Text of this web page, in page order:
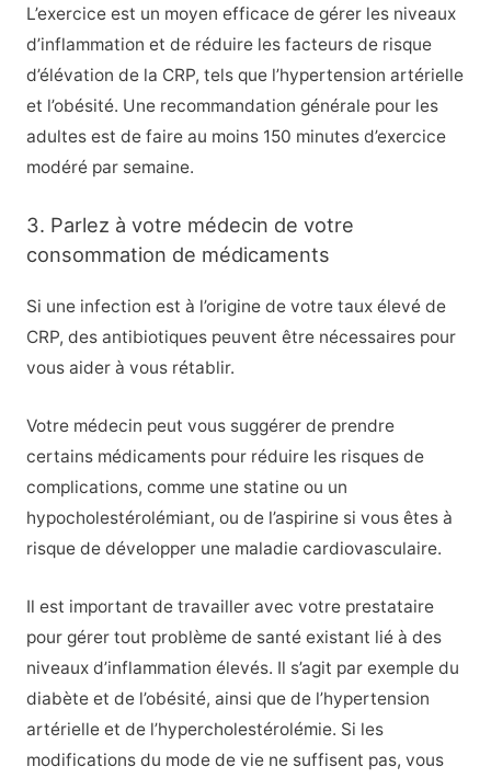
L’exercice est un moyen efficace de gérer les niveaux
d’inflammation et de réduire les facteurs de risque
d’élévation de la CRP, tels que l’hypertension artérielle
et l’obésité. Une recommandation générale pour les
adultes est de faire au moins 150 minutes d’exercice
modéré par semaine.
3. Parlez à votre médecin de votre
consommation de médicaments
Si une infection est à l’origine de votre taux élevé de
CRP, des antibiotiques peuvent être nécessaires pour
vous aider à vous rétablir.
Votre médecin peut vous suggérer de prendre
certains médicaments pour réduire les risques de
complications, comme une statine ou un
hypocholestérolémiant, ou de l’aspirine si vous êtes à
risque de développer une maladie cardiovasculaire.
Il est important de travailler avec votre prestataire
pour gérer tout problème de santé existant lié à des
niveaux d’inflammation élevés. Il s’agit par exemple du
diabète et de l’obésité, ainsi que de l’hypertension
artérielle et de l’hypercholestérolémie. Si les
modifications du mode de vie ne suffisent pas, vous